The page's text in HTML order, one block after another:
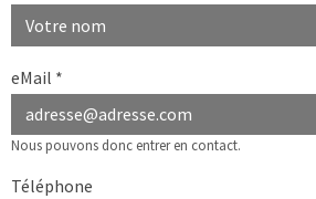
eMail *
Nous pouvons donc entrer en contact.
Téléphone